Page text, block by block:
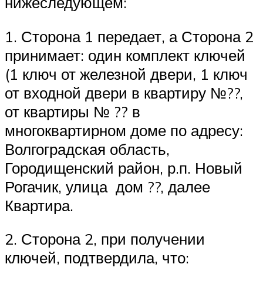
1. Сторона 1 передает, а Сторона 2
принимает: один комплект ключей
(1 ключ от железной двери, 1 ключ
от входной двери в квартиру №??,
от квартиры № ?? в
многоквартирном доме по адресу:
Волгоградская область,
Городищенский район, р.п. Новый
Рогачик, улица дом ??, далее
Квартира.
2. Сторона 2, при получении
ключей, подтвердила, что: